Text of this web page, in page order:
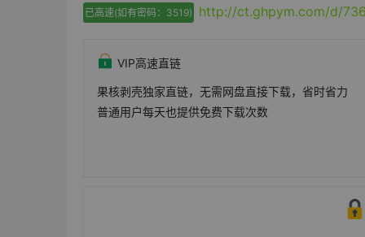
已高速(如有密码：3519) http://ct.ghpym.com/d/
VIP高速直链
果核剥壳独家直链，无需网盘直接下载，省时省力
普通用户每天也提供免费下载次数